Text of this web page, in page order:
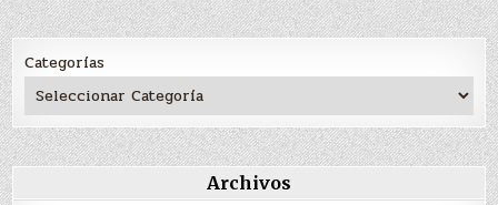
Categorías
Archivos